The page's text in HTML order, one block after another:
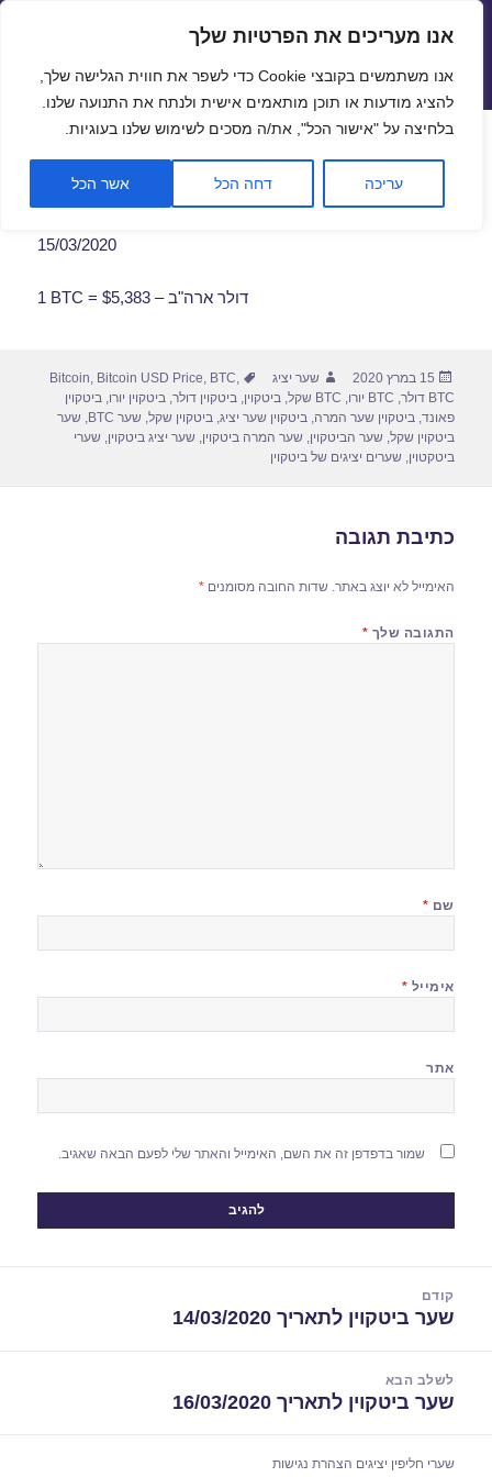
פתח
אנו מעריכים את הפרטיות שלך
אנו משתמשים בקובצי Cookie כדי לשפר את חווית הגלישה שלך,
להציג מודעות או תוכן מותאמים אישית ולנתח את התנועה שלנו.
בלחיצה על "אישור הכל", את/ה מסכים לשימוש שלנו בעוגיות.
עריכה דחה הכל אשר הכל
שערי חליפין יציגים – שער יציג
תפריטים
ווידג'טים
שער ביטקוין לתאריך 15/03/2020
15/03/2020
1 BTC = $5,383 – דולר ארה"ב
פורסם
בתאריך
15 במרץ 2020 מחבר
שער יציג תגיות Bitcoin, Bitcoin USD Price, BTC,
BTC דולר
, BTC יורו , BTC שקל ,ביטקוין,ביטקוין דולר,ביטקוין יורו,ביטקוין
פאונד,ביטקוין שער המרה,ביטקוין שער יציג,ביטקוין שקל,שער BTC ,שער
ביטקוין שקל,שער הביטקוין,שער המרה ביטקוין,שער יציג ביטקוין,שערי
ביטקטוין,שערים יציגים של ביטקוין
כתיבת תגובה
האימייל לא יוצג באתר. שדות החובה מסומנים*
התגובה שלך *
שם *
אימייל *
אתר
שמור בדפדפן זה את השם, האימייל והאתר שלי לפעם הבאה שאגיב.
קודם
הפוסט
שער ביטקוין לתאריך 14/03/2020
לשלב הבא
הפוסט
שער ביטקוין לתאריך 16/03/2020
שערי חליפין יציגים הצהרת נגישות